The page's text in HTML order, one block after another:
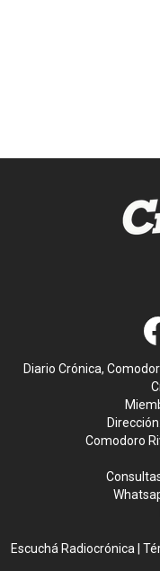
Diario Crónica,
Comodoro
Escuchá Radiocrónica